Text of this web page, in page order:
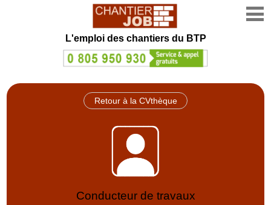
L'emploi des chantiers du BTP
Retour à la CVthèque
Conducteur de travaux